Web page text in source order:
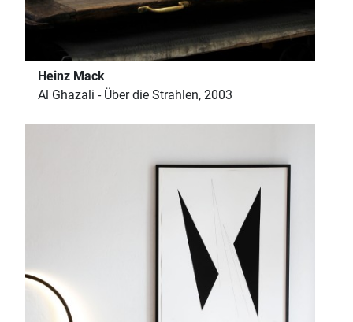
Heinz Mack
Al Ghazali - Über die Strahlen, 2003